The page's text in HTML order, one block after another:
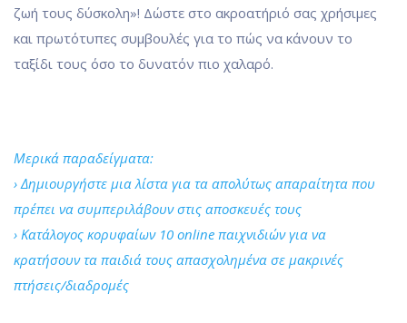
ζωή τους δύσκολη»! Δώστε στο ακροατήριό σας χρήσιμες
και πρωτότυπες συμβουλές για το πώς να κάνουν το
ταξίδι τους όσο το δυνατόν πιο χαλαρό.
Μερικά παραδείγματα:
› Δημιουργήστε μια λίστα για τα απολύτως απαραίτητα που
πρέπει να συμπεριλάβουν στις αποσκευές τους
› Κατάλογος κορυφαίων 10 online παιχνιδιών για να
κρατήσουν τα παιδιά τους απασχολημένα σε μακρινές
πτήσεις/διαδρομές